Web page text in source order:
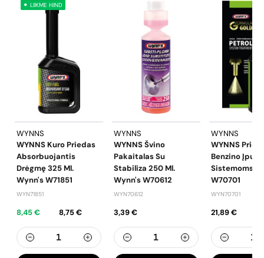
LIIKME HIND
WYNNS
WYNNS Kuro Priedas
Absorbuojantis
Drėgmę 325 Ml.
Wynn's W71851
WYN71851
8,45 € 8,75 €
WYNNS
WYNNS Švino
Pakaitalas Su
Stabiliza 250 Ml.
Wynn's W70612
WYN70612
3,39 €
WYNNS
WYNNS
Benzino
Sistemoms
W70701
WYN70701
21,89 €